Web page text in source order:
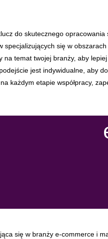
do skutecznego
specjalizujących się w
na temat twojej branży, aby
jest indywidualne, aby
każdym etapie współpracy,
się w branży e-commerce i